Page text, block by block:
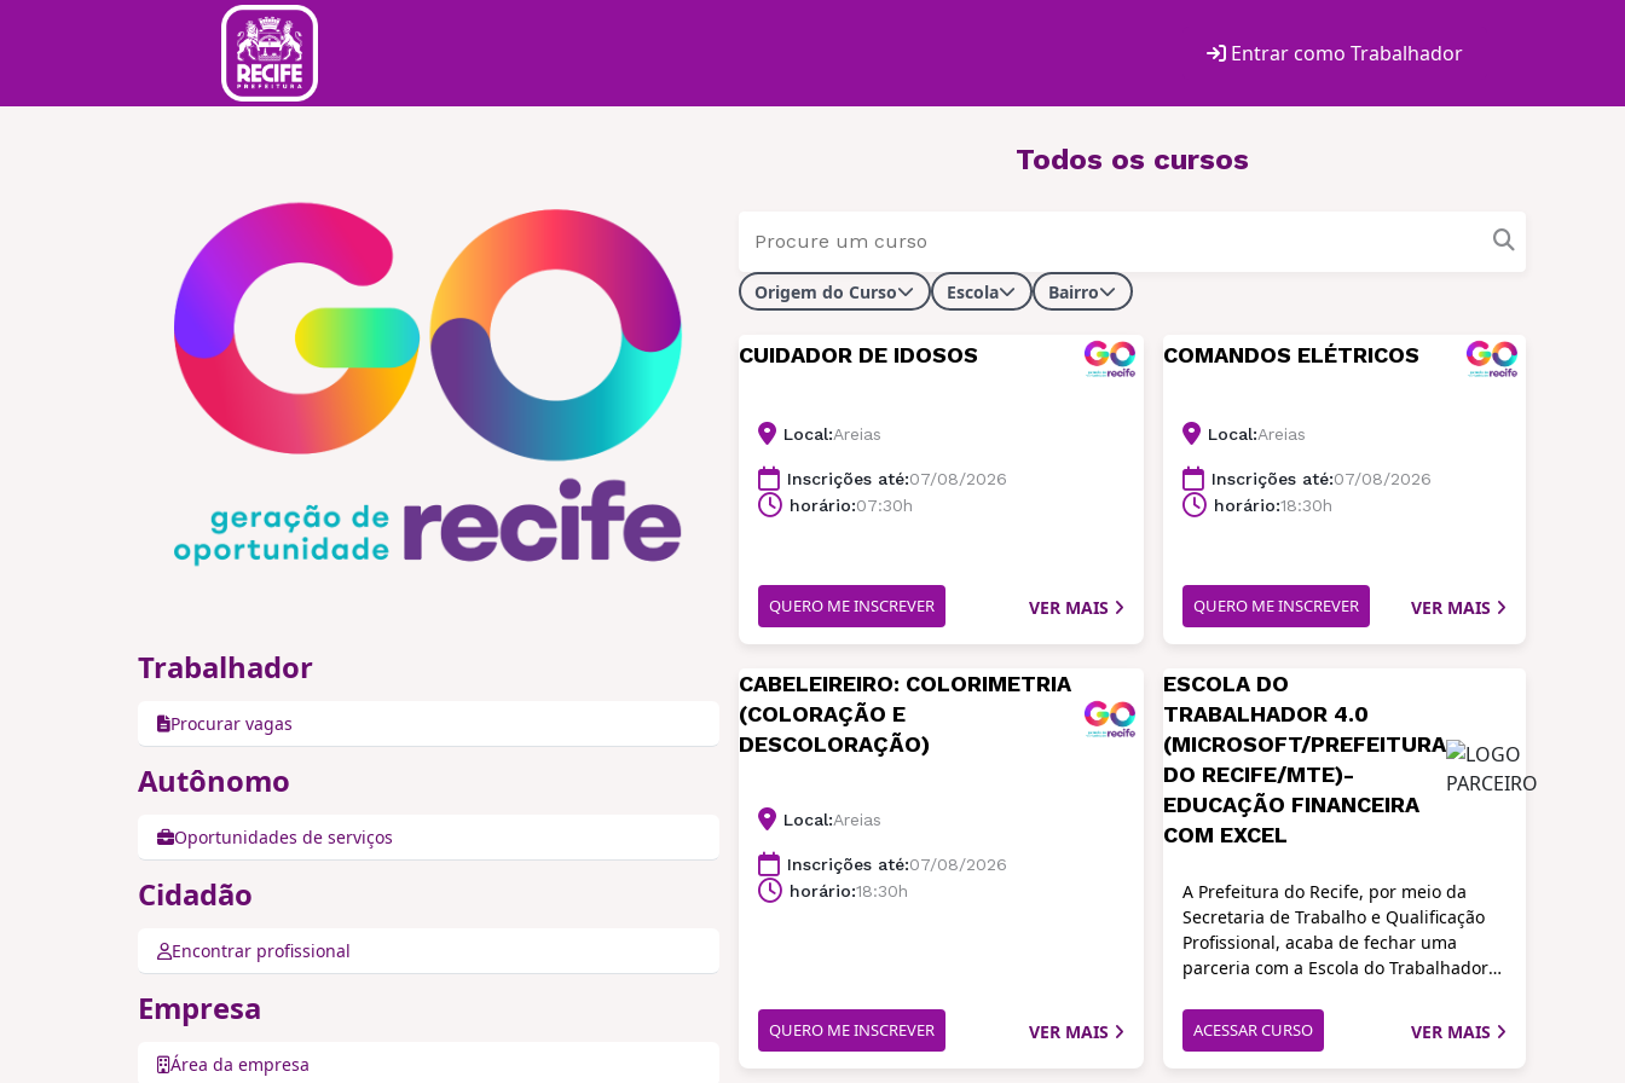
Entrar como Trabalhador
Trabalhador
Procurar vagas
Autônomo
Oportunidades de serviços
Cidadão
Encontrar profissional
Empresa
Área da empresa
Todos os cursos
Origem do Curso Escola Bairro
CUIDADOR DE IDOSOS
Local:Areias
Inscrições até:07/08/2026
horário:07:30h
QUERO ME INSCREVER VER MAIS
COMANDOS ELÉTRICOS
Local:Areias
Inscrições até:07/08/2026
horário:18:30h
QUERO ME INSCREVER VER MAIS
CABELEIREIRO: COLORIMETRIA
(COLORAÇÃO E
DESCOLORAÇÃO)
Local:Areias
Inscrições até:07/08/2026
horário:18:30h
QUERO ME INSCREVER VER MAIS
ESCOLA DO
TRABALHADOR 4.0
(MICROSOFT/PREFEITURA
DO RECIFE/MTE)-
EDUCAÇÃO FINANCEIRA
COM EXCEL
A Prefeitura do Recife, por meio da
Secretaria de Trabalho e Qualificação
Profissional, acaba de fechar uma
parceria com a Escola do Trabalhador
Programa Caminho Digital, do
Ministério do Trabalho e Previdência,
realizada em conjunto com a Microsoft
ACESSAR CURSO VER MAIS